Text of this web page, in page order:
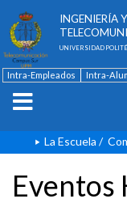
INGENIERÍA
UNIVERSIDAD
Intra-Empleados Intra-
La Escuela /
Eventos